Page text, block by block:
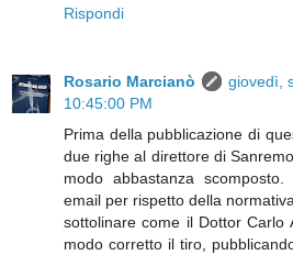
Rispondi
Rosario Marcianò
giovedì,
10:45:00 PM
Prima della pubblicazione di
due righe al direttore di
modo abbastanza
email per rispetto della
sottolinare come il Dottor Carlo
modo corretto il tiro,